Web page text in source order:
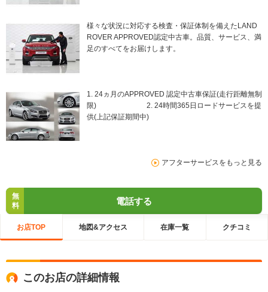
様々な状況に対応する検査・保証体制を備えたLAND
ROVER APPROVED認定中古車。品質、サービス、満
足のすべてをお届けします。
1. 24ヵ月のAPPROVED 認定中古車保証(走行距離無制
限) 2. 24時間365日ロードサービスを提
供(上記保証期間中)
アフターサービスをもっと見る
無
料
電話する
お店TOP 地図&アクセス 在庫一覧 クチコミ
このお店の詳細情報